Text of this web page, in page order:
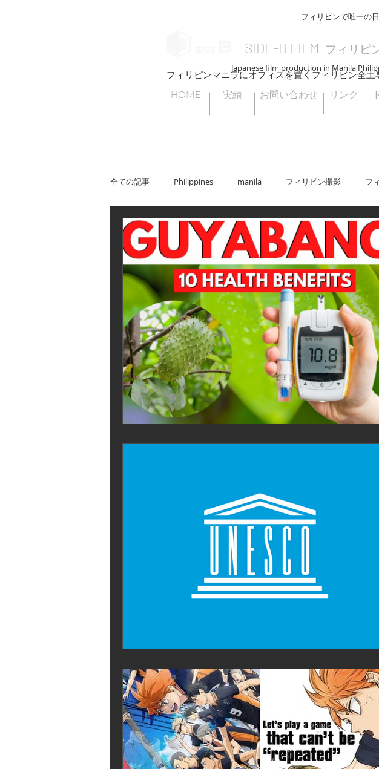
SIDE-B FILM フィリピ
フィリピンで唯一の
Japanese film production in Manila
フィリピンマニラにオフィスを置くフィリピン全
HOME 実績 お問い合わせ リンク
全ての記事 Philippines manila フィリピン撮影 フ
フィリピン撮影許可 フィリピンセブ フィリピンビデオグ
フィリピンフォトグラファー Cebu フィリピンの子ども
山岳民族イフガオ族 フィリピン部族 フィリピンロケ
フィリピン料理 フィリピンのお祭り フィリピンネタ
ビジネス